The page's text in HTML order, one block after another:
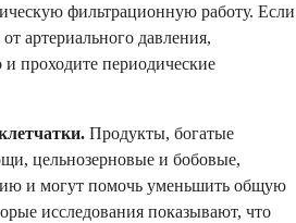
фильтрационную работу. Если
артериального давления,
проходите периодические
Продукты, богатые
цельнозерновые и бобовые,
и могут помочь уменьшить общую
исследования показывают, что